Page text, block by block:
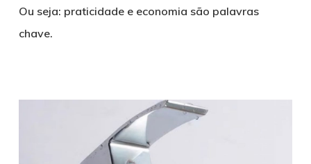
Ou seja: praticidade e economia são palavras
chave.